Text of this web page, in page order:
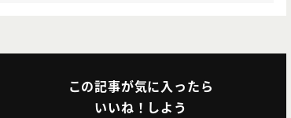
この記事が気に入ったら
いいね！しよう